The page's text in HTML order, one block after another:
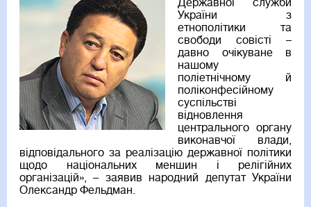
Державної служби
України з
етнополітики та
свободи совісті –
давно очікуване в
нашому
поліетнічному й
поліконфесійному
суспільстві
відновлення
центрального органу
виконавчої влади,
відповідального за реалізацію державної політики
щодо національних меншин і релігійних
організацій», – заявив народний депутат України
Олександр Фельдман.